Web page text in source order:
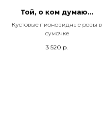
Той, о ком думаю...
Кустовые пионовидные розы в
сумочке
3 520 р.